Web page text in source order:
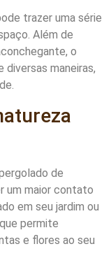
trazer uma série
Além de
o
maneiras,
de
um maior contato
em seu jardim ou
permite
e flores ao seu